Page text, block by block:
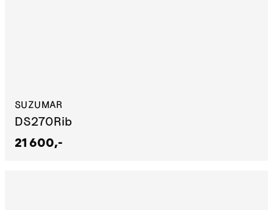
SUZUMAR
DS270Rib
21 600,-